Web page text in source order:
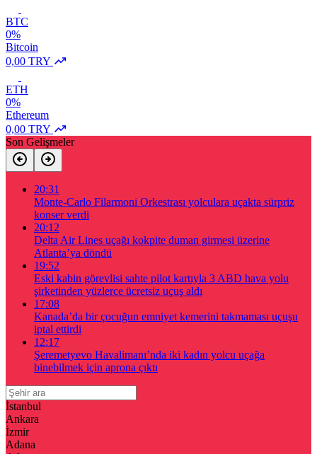
BTC
0%
Bitcoin
0,00 TRY
ETH
0%
Ethereum
0,00 TRY
Son Gelişmeler
20:31
Monte-Carlo Filarmoni Orkestrası yolculara uçakta sürpriz
konser verdi
20:12
Delta Air Lines uçağı kokpite duman girmesi üzerine
Atlanta’ya döndü
19:52
Eski kabin görevlisi sahte pilot kartıyla 3 ABD hava yolu
şirketinden yüzlerce ücretsiz uçuş aldı
17:08
Kanada’da bir çocuğun emniyet kemerini takmaması uçuşu
iptal ettirdi
12:17
Şeremetyevo Havalimanı’nda iki kadın yolcu uçağa
binebilmek için aprona çıktı
İstanbul
Ankara
İzmir
Adana